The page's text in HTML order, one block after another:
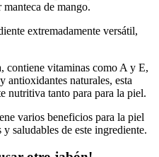
de mango.
extremadamente versátil,
contiene vitaminas como A y E,
antioxidantes naturales, esta
nutritiva tanto para para la piel.
varios beneficios para la piel
saludables de este ingrediente.